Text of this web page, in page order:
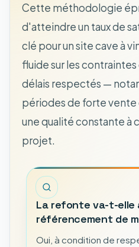
Cette méthodologie
d'atteindre un taux de
clé pour un site cave à
fluide sur les
délais respectés —
périodes de forte
une qualité constante à
projet.
La refonte va-t-elle
référencement de
Oui, à condition de